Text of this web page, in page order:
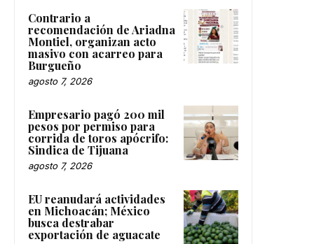
Contrario a
recomendación de Ariadna
Montiel, organizan acto
masivo con acarreo para
Burgueño
agosto 7, 2026
Empresario pagó 200 mil
pesos por permiso para
corrida de toros apócrifo:
Sindica de Tijuana
agosto 7, 2026
EU reanudará actividades
en Michoacán; México
busca destrabar
exportación de aguacate